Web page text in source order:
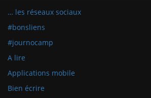
… les réseaux sociaux
#bonsliens
#journocamp
A lire
Applications mobile
Bien écrire